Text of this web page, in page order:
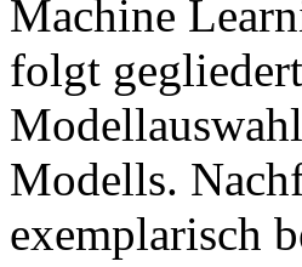
Machine
folgt
Modells.
exemplarisch